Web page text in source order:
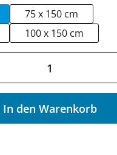
75 x 150 cm
100 x 150 cm
Gib den
In den Warenkorb